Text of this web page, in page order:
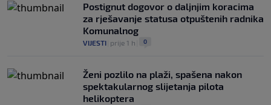
Postignut dogovor o daljnjim koracima
za rješavanje statusa otpuštenih radnika
Komunalnog
VIJESTI prije 1 h 0
Ženi pozlilo na plaži, spašena nakon
spektakularnog slijetanja pilota
helikoptera